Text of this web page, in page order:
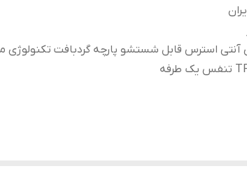
آنتی استرس قابل شستشو پارچه گردبافت تکنولوژی